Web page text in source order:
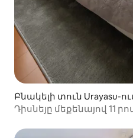
Բնակելի տուն Urayasu-
Դիսնեյը մեքենայով 11
Roughterheim Urayasu